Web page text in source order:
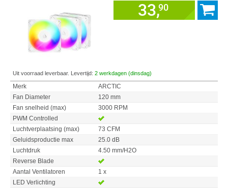
33,90
Uit voorraad leverbaar. Levertijd: 2 werkdagen (dinsdag)
Merk
ARCTIC
Fan Diameter
120 mm
Fan snelheid (max)
3000 RPM
PWM Controlled
Luchtverplaatsing (max)
73 CFM
Geluidsproductie max
25.0 dB
Luchtdruk
4.50 mm/H2O
Reverse Blade
Aantal Ventilatoren
1 x
LED Verlichting